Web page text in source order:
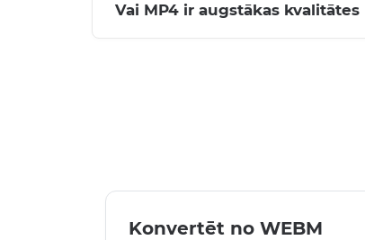
Vai MP4 ir augstākas
Konvertēt no WEBM